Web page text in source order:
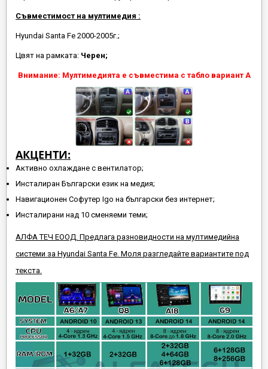
Съвместимост на мултимедия :
Hyundai Santa Fe 2000-2005г.;
Цвят на рамката: Черен;
Внимание: Мултимедията е съвместима с табло вариант А
АКЦЕНТИ:
Активно охлаждане с вентилатор;
Инсталиран Български език на медия;
Навигационен Софутер Igo на български без интернет;
Инсталирани над 10 сменяеми теми;
АЛФА ТЕЧ ЕООД. Предлага разновидности на мултимедийна
системи за Hyundai Santa Fe. Моля разгледайте вариантите под
текста.